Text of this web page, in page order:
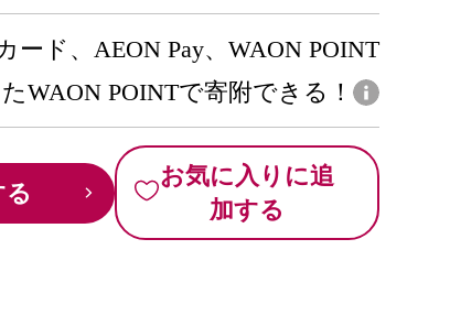
ード、AEON Pay、WAON POINT
WAON POINTで寄附できる！
お気に入りに追
加する